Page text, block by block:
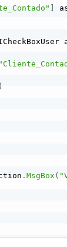
]
)
.MsgBox (